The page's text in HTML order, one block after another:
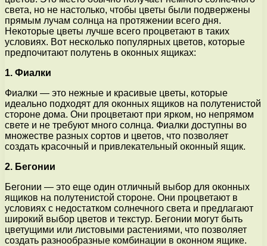
света, но не настолько, чтобы цветы были подвержены
прямым лучам солнца на протяжении всего дня.
Некоторые цветы лучше всего процветают в таких
условиях. Вот несколько популярных цветов, которые
предпочитают полутень в оконных ящиках:
1. Фиалки
Фиалки — это нежные и красивые цветы, которые
идеально подходят для оконных ящиков на полутенистой
стороне дома. Они процветают при ярком, но непрямом
свете и не требуют много солнца. Фиалки доступны во
множестве разных сортов и цветов, что позволяет
создать красочный и привлекательный оконный ящик.
2. Бегонии
Бегонии — это еще один отличный выбор для оконных
ящиков на полутенистой стороне. Они процветают в
условиях с недостатком солнечного света и предлагают
широкий выбор цветов и текстур. Бегонии могут быть
цветущими или листовыми растениями, что позволяет
создать разнообразные комбинации в оконном ящике.